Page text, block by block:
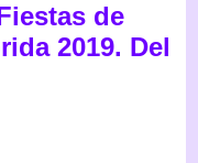
de
2019. Del